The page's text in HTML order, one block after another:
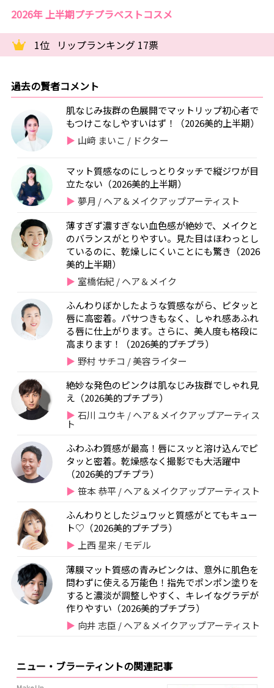
2026年 上半期プチプラベストコスメ
1位 リップランキング 17票
過去の賢者コメント
肌なじみ抜群の色展開でマットリップ初心者で
もつけこなしやすいはず！（2026美的上半期）
山﨑 まいこ / ドクター
マット質感なのにしっとりタッチで縦ジワが目
立たない（2026美的上半期）
夢月 / ヘア＆メイクアップアーティスト
薄すぎず濃すぎない血色感が絶妙で、メイクと
のバランスがとりやすい。見た目はほわっとし
ているのに、乾燥しにくいことにも驚き（2026
美的上半期）
室橋佑紀 / ヘア＆メイク
ふんわりぼかしたような質感ながら、ピタッと
唇に高密着。パサつきもなく、しゃれ感あふれ
る唇に仕上がります。さらに、美人度も格段に
高まります！（2026美的プチプラ）
野村 サチコ / 美容ライター
絶妙な発色のピンクは肌なじみ抜群でしゃれ見
え（2026美的プチプラ）
石川 ユウキ / ヘア＆メイクアップアーティス
ト
ふわふわ質感が最高！唇にスッと溶け込んでピ
タッと密着。乾燥感なく撮影でも大活躍中
（2026美的プチプラ）
笹本 恭平 / ヘア＆メイクアップアーティスト
ふんわりとしたジュワッと質感がとてもキュー
ト♡（2026美的プチプラ）
上西 星来 / モデル
薄膜マット質感の青みピンクは、意外に肌色を
問わずに使える万能色！指先でポンポン塗りを
すると濃淡が調整しやすく、キレイなグラデが
作りやすい（2026美的プチプラ）
向井 志臣 / ヘア＆メイクアップアーティスト
ニュー・ブラーティントの関連記事